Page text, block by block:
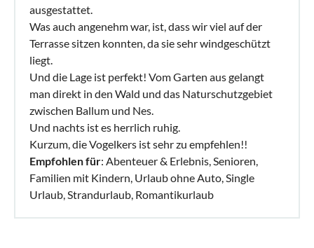
ausgestattet.
Was auch angenehm war, ist, dass wir viel auf der
Terrasse sitzen konnten, da sie sehr windgeschützt
liegt.
Und die Lage ist perfekt! Vom Garten aus gelangt
man direkt in den Wald und das Naturschutzgebiet
zwischen Ballum und Nes.
Und nachts ist es herrlich ruhig.
Kurzum, die Vogelkers ist sehr zu empfehlen!!
Empfohlen für: Abenteuer & Erlebnis, Senioren,
Familien mit Kindern, Urlaub ohne Auto, Single
Urlaub, Strandurlaub, Romantikurlaub